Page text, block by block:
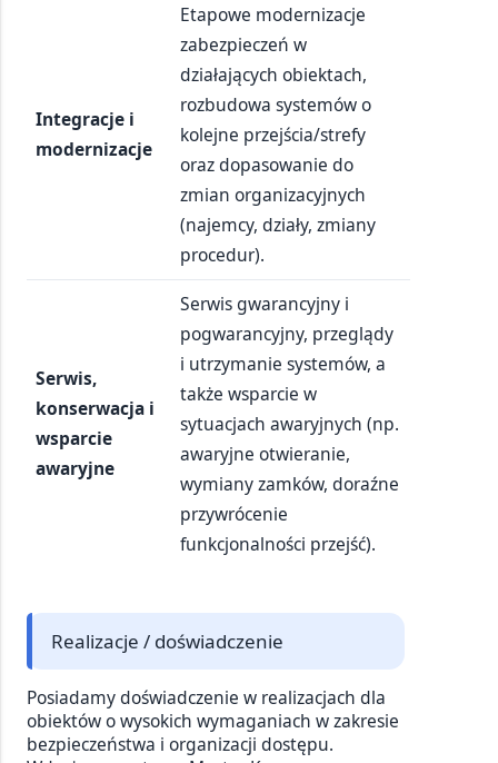
Integracje i
modernizacje
Etapowe modernizacje
zabezpieczeń w
działających obiektach,
rozbudowa systemów o
kolejne przejścia/strefy
oraz dopasowanie do
zmian organizacyjnych
(najemcy, działy, zmiany
procedur).
Serwis,
konserwacja i
wsparcie
awaryjne
Serwis gwarancyjny i
pogwarancyjny, przeglądy
i utrzymanie systemów, a
także wsparcie w
sytuacjach awaryjnych (np.
awaryjne otwieranie,
wymiany zamków, doraźne
przywrócenie
funkcjonalności przejść).
Realizacje / doświadczenie
Posiadamy doświadczenie w realizacjach dla
obiektów o wysokich wymaganiach w zakresie
bezpieczeństwa i organizacji dostępu.